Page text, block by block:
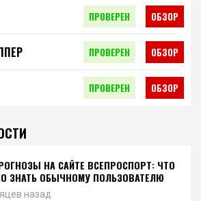
ПРОВЕРЕН ОБЗОР
ПРОВЕРЕН ОБЗОР
ПРОВЕРЕН ОБЗОР
НА САЙТЕ ВСЕПРОСПОРТ: ЧТО
ЗНАТЬ ОБЫЧНОМУ ПОЛЬЗОВАТЕЛЮ
назад